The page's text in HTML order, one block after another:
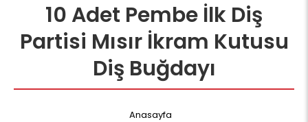
10 Adet Pembe İlk Diş
Partisi Mısır İkram Kutusu
Diş Buğdayı
Anasayfa